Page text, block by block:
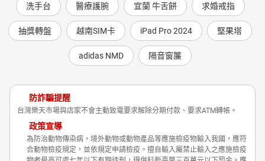
洗手台 醫療護腕 宜蘭 牛舌餅 求婚戒指
抽獎轉盤 越南SIM卡 iPad Pro 2024 堅果塔
adidas NMD 隔音窗簾
防詐騙提醒
台灣樂天市場與店家不會主動致電要求解除分期付款、要求ATM轉帳。
政策宣導
為防治動物傳染病，境外動物或動物產品等應施檢疫物輸入我國，應符
合動物檢疫規定，並依規定申請檢疫。擅自輸入屬禁止輸入之應施檢疫